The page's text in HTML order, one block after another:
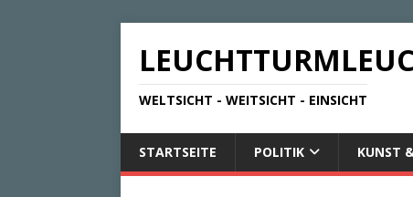
WELTSICHT - WEITSICHT - EINSICHT
STARTSEITE POLITIK KUNST